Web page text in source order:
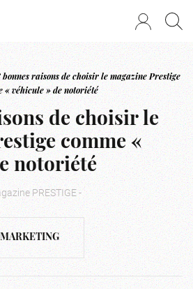
bonnes raisons de choisir le magazine Prestige
« véhicule » de notoriété
de choisir le
comme «
notoriété
PRESTIGE -